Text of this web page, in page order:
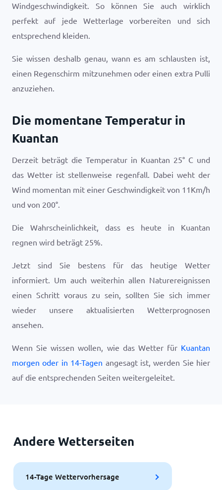
Windgeschwindigkeit. So können Sie auch wirklich
perfekt auf jede Wetterlage vorbereiten und sich
entsprechend kleiden.
Sie wissen deshalb genau, wann es am schlausten ist,
einen Regenschirm mitzunehmen oder einen extra Pulli
anzuziehen.
Die momentane Temperatur in
Kuantan
Derzeit beträgt die Temperatur in Kuantan 25° C und
das Wetter ist stellenweise regenfall. Dabei weht der
Wind momentan mit einer Geschwindigkeit von 11 Km/h
und von 200°.
Die Wahrscheinlichkeit, dass es heute in Kuantan
regnen wird beträgt 25%.
Jetzt sind Sie bestens für das heutige Wetter
informiert. Um auch weiterhin allen Naturereignissen
einen Schritt voraus zu sein, sollten Sie sich immer
wieder unsere aktualisierten Wetterprognosen
ansehen.
Wenn Sie wissen wollen, wie das Wetter für Kuantan
morgen oder in 14-Tagen angesagt ist, werden Sie hier
auf die entsprechenden Seiten weitergeleitet.
Andere Wetterseiten
14-Tage Wettervorhersage